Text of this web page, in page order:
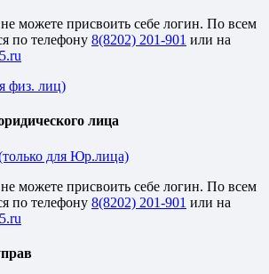
можете присвоить себе логин. По всем
по телефону 8(8202) 201-901 или на
физ. лиц)
лица
для Юр.лица)
можете присвоить себе логин. По всем
по телефону 8(8202) 201-901 или на